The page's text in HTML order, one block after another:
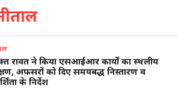
रावत ने किया एसआईआर कार्यों का स्थलीय
अफसरों को दिए समयबद्ध निस्तारण व
के निर्देश